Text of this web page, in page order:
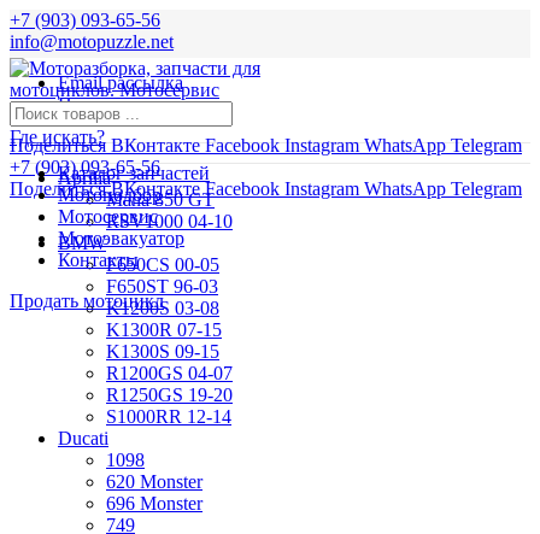
+7 (903) 093-65-56
info@motopuzzle.net
Email рассылка
Новости
Поделиться ВКонтакте Facebook Instagram WhatsApp Telegram
+7 (903) 093-65-56
Поделиться ВКонтакте Facebook Instagram WhatsApp Telegram
Где искать?
Aprilia
Mana 850 GT
RSV1000 04-10
BMW
F650CS 00-05
F650ST 96-03
K1200S 03-08
K1300R 07-15
K1300S 09-15
R1200GS 04-07
R1250GS 19-20
S1000RR 12-14
Ducati
1098
620 Monster
696 Monster
749
Каталог запчастей
Мотоподбор
Мотосервис
Мотоэвакуатор
Контакты
Продать мотоцикл